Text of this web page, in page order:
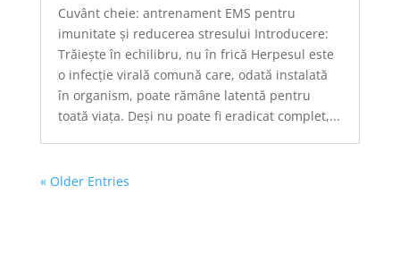
Cuvânt cheie: antrenament EMS pentru
imunitate și reducerea stresului Introducere:
Trăiește în echilibru, nu în frică Herpesul este
o infecție virală comună care, odată instalată
în organism, poate rămâne latentă pentru
toată viața. Deși nu poate fi eradicat complet,...
« Older Entries